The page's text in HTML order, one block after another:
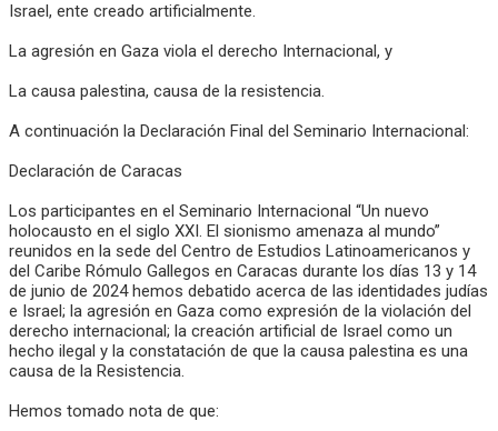
Israel, ente creado artificialmente.
La agresión en Gaza viola el derecho Internacional, y
La causa palestina, causa de la resistencia.
A continuación la Declaración Final del Seminario Internacional:
Declaración de Caracas
Los participantes en el Seminario Internacional “Un nuevo
holocausto en el siglo XXI. El sionismo amenaza al mundo”
reunidos en la sede del Centro de Estudios Latinoamericanos y
del Caribe Rómulo Gallegos en Caracas durante los días 13 y 14
de junio de 2024 hemos debatido acerca de las identidades judías
e Israel; la agresión en Gaza como expresión de la violación del
derecho internacional; la creación artificial de Israel como un
hecho ilegal y la constatación de que la causa palestina es una
causa de la Resistencia.
Hemos tomado nota de que: